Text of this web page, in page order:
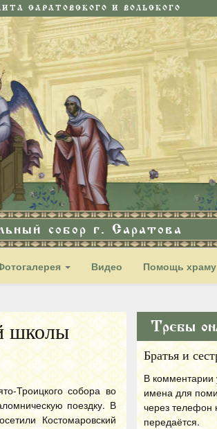
САРАТОВСКОГО И ВОЛЬСКОГО
собор г. Саратова
Видео Помощь храму
школы
Троицкого собора во
поездку. В
Костомаровский
Требы
Братья и
В комментарии
имена для
через телефон
передаётся.